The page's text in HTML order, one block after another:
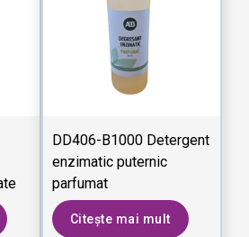
DD406-B1000 Detergent
enzimatic puternic
parfumat
Citește mai mult